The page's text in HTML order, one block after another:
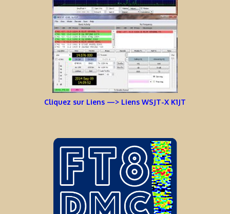
Cliquez sur Liens —> Liens WSJT-X K1JT